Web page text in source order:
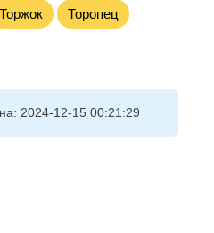
Торжок Торопец
2024-12-15 00:21:29